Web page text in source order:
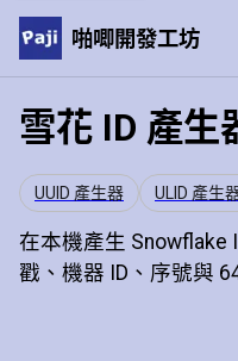
啪唧開發工坊
雪花 ID 產生
UUID 產生器 ULID 產生
在本機產生 Snowflake
戳、機器 ID、序號與